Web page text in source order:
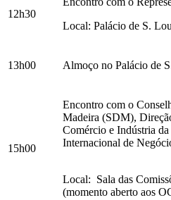
12h30
Local: Palácio de S.
13h00 Almoço no Palácio de
15h00
Encontro com o
Madeira (SDM),
Comércio e Indústria
Internacional de
Local: Sala das
(momento aberto aos